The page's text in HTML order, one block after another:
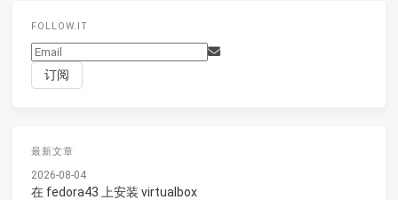
FOLLOW.IT
最新文章
2026-08-04
在 fedora43 上安装 virtualbox